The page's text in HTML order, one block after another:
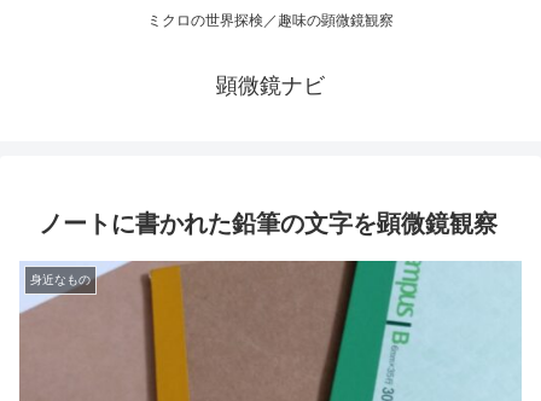
ミクロの世界探検／趣味の顕微鏡観察
顕微鏡ナビ
ノートに書かれた鉛筆の文字を顕微鏡観察
身近なもの